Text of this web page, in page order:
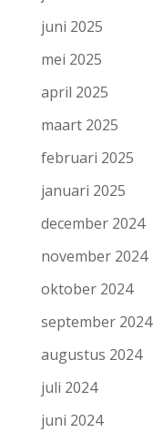
juni 2025
mei 2025
april 2025
maart 2025
februari 2025
januari 2025
december 2024
november 2024
oktober 2024
september 2024
augustus 2024
juli 2024
juni 2024